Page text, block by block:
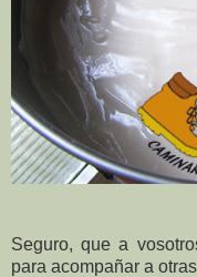
Seguro, que a
para acompañar a